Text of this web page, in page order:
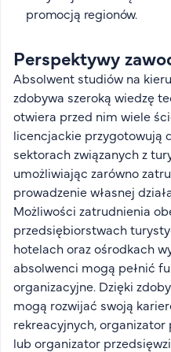
promocją regionów.
Perspektywy
Absolwent studiów na
zdobywa szeroką wiedzę
otwiera przed nim wiele
licencjackie przygotowują
sektorach związanych z
umożliwiając zarówno
prowadzenie własnej
Możliwości zatrudnienia
przedsiębiorstwach
hotelach oraz ośrodkach
absolwenci mogą pełnić
organizacyjne. Dzięki
mogą rozwijać swoją
rekreacyjnych,
lub organizator